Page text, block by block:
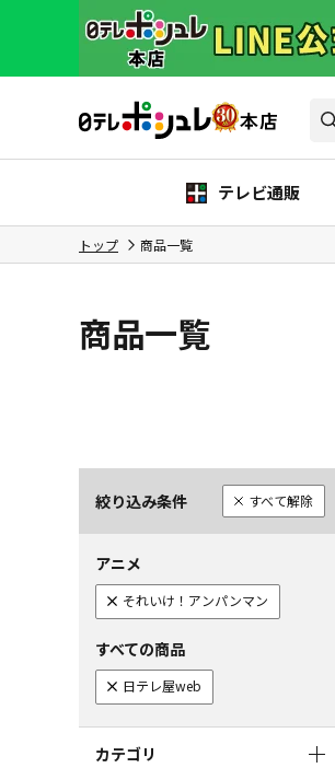
テレビ通販
トップ 商品一覧
商品一覧
絞り込み条件 すべて解除
アニメ
それいけ！アンパンマン
すべての商品
日テレ屋web
カテゴリ